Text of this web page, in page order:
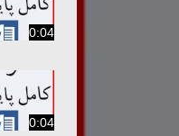
0:04
0:04